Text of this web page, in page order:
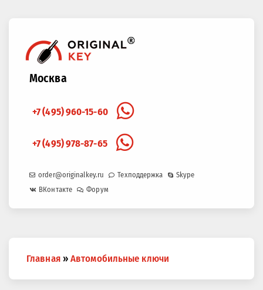
Москва
+7 (495) 960-15-60
+7 (495) 978-87-65
order@originalkey.ru Техподдержка
Skype
ВКонтакте
Форум
здесь
Главная » Автомобильные ключи